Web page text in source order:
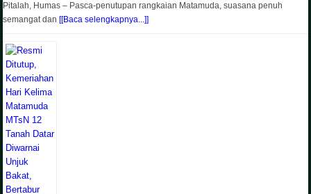
Pitalah, Humas – Pasca-penutupan rangkaian Matamuda, suasana penuh
semangat dan [[Baca selengkapnya...]]